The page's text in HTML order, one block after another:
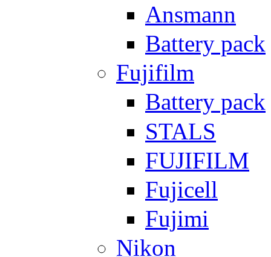
Ansmann
Battery pack
Fujifilm
Battery pack
STALS
FUJIFILM
Fujicell
Fujimi
Nikon